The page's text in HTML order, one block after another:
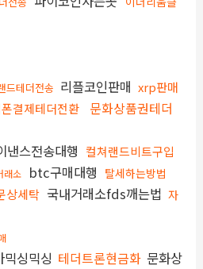
드테더전송 리플코인판매 xrp판매
결제테더전환
문화상품권테더
낸스전송대행 컬쳐랜드비트구입
래소 btc구매대행 탈세하는방법
상세탁 국내거래소fds깨는법 자
믹싱믹싱 테더트론현금화 문화상